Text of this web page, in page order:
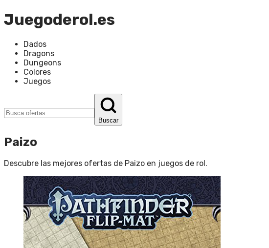
Juegoderol.es
Dados
Dragons
Dungeons
Colores
Juegos
Buscar
Paizo
Descubre las mejores ofertas de Paizo en juegos de rol.